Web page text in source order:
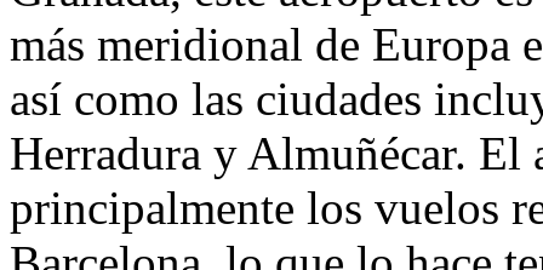
más meridional de Europa
así como las ciudades
Herradura y Almuñécar. El
principalmente los vuelos